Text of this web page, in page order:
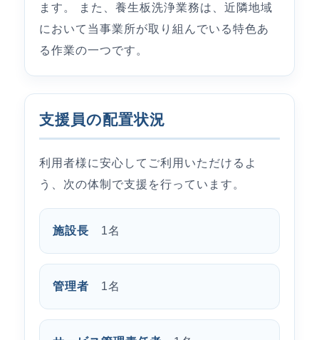
ます。 また、養生板洗浄業務は、近隣地域
において当事業所が取り組んでいる特色あ
る作業の一つです。
支援員の配置状況
利用者様に安心してご利用いただけるよ
う、次の体制で支援を行っています。
施設長 1名
管理者 1名